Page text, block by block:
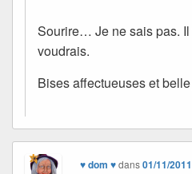
Sourire… Je ne sais pas.
voudrais.
Bises affectueuses et
♥ dom ♥dans01/11/